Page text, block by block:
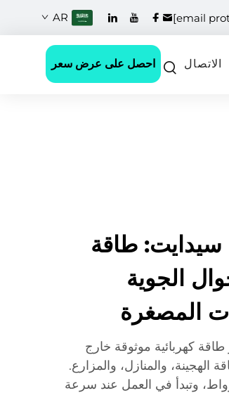
[email
AR
الاتصال احصل على عرض سعر
سيدايت: طاقة
الجوية
المصغرة
طاقة كهربائية موثوقة خارج
الهجينة، والمنازل، والمزارع.
نماذجنا بين ١٠٠ واط و٣٠ كيلوواط، وتبدأ في العمل عند سرعة